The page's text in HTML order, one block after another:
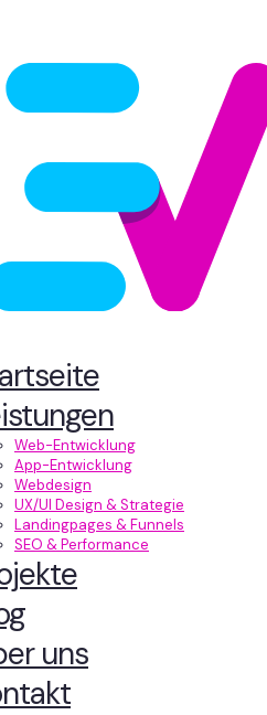
Web-Entwicklung
App-Entwicklung
Webdesign
UX/UI Design & Strategie
Landingpages & Funnels
SEO & Performance
uns
und
performt.